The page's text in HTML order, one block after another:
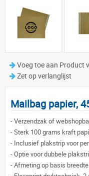
Voeg toe aan Product
Zet op verlanglijst
Mailbag papier,
-Verzendzak of
-Sterk 100 grams kraft
- Inclusief plakstrip voor
-Optie voor dubbele
-Afmeting op basis